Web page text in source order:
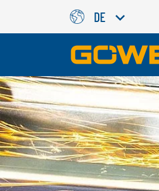
DE
Wählen
INTERNATIONAL
GÖWEIL
DEUTSCH
ENGLISH
FRANÇAIS